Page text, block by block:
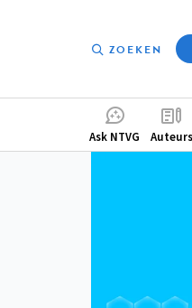
ZOEKEN
Ask NTVG Auteurs